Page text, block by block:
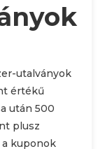
utalványok
értékű
után 500
plusz
kuponok